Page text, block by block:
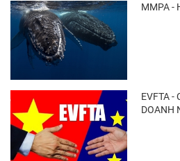
Thông báo 407/
MMPA -
EVFTA -
DOANH